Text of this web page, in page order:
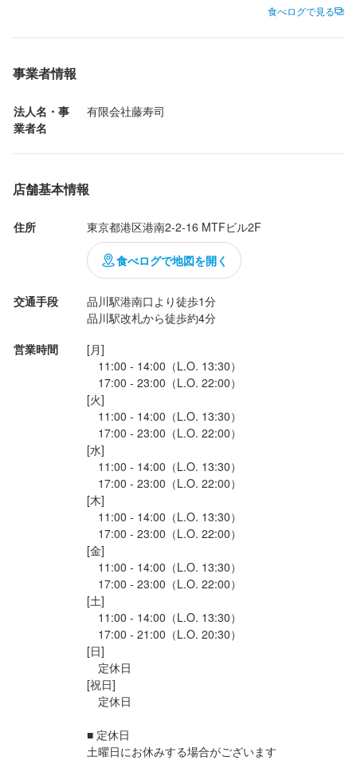
りの1.5人前を頼みました。アルコールのメニューがないので店員
ランチには味噌汁とデザートが付いています。最初に温かいお茶
が出てきて次に握りと味噌汁とデザートが出てきました。すぐ後
にハイボールも出されました。
った感じがして、とても美味しかったです。
るのも頷けますね。
食べログで見る
事業者情報
法人名・事
業者名
有限会社藤寿司
店舗基本情報
住所 東京都港区港南2-2-16 MTFビル2F
食べログで地図を開く
交通手段
品川駅港南口より徒歩1分
品川駅改札から徒歩約4分
営業時間
[月]
11:00 - 14:00（L.O. 13:30）
17:00 - 23:00（L.O. 22:00）
[火]
11:00 - 14:00（L.O. 13:30）
17:00 - 23:00（L.O. 22:00）
[水]
11:00 - 14:00（L.O. 13:30）
17:00 - 23:00（L.O. 22:00）
[木]
11:00 - 14:00（L.O. 13:30）
17:00 - 23:00（L.O. 22:00）
[金]
11:00 - 14:00（L.O. 13:30）
17:00 - 23:00（L.O. 22:00）
[土]
11:00 - 14:00（L.O. 13:30）
17:00 - 21:00（L.O. 20:30）
[日]
定休日
[祝日]
定休日
■ 定休日
土曜日にお休みする場合がございます
有限会社藤寿司
最終更新日2026/01/21